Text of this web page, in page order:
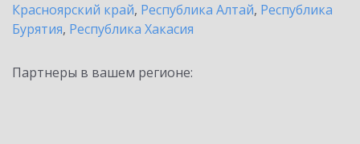
Красноярский край, Республика Алтай, Республика
Бурятия, Республика Хакасия
Партнеры в вашем регионе: